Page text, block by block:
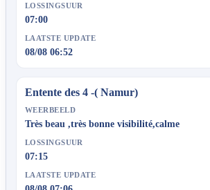
LOSSINGSUUR
07:00
LAATSTE UPDATE
08/08 06:52
Entente des 4 -( Namur)
WEERBEELD
Très beau ,très bonne visibilité,calme
LOSSINGSUUR
07:15
LAATSTE UPDATE